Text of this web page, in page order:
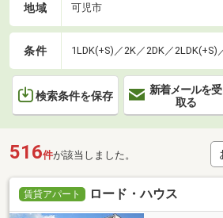
地域 可児市
条件
検索条件を保存
新着メールを受
取る
516件が該当しました。
賃貸アパート ロード・ハウス